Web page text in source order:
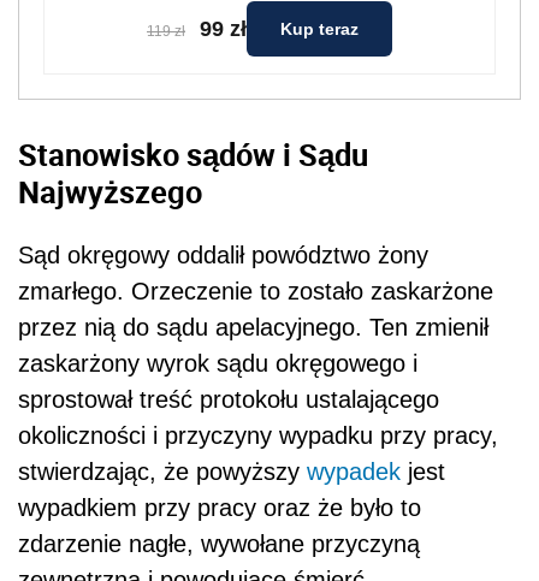
119 zł 99 zł Kup teraz
Stanowisko sądów i Sądu
Najwyższego
Sąd okręgowy oddalił powództwo żony
zmarłego. Orzeczenie to zostało zaskarżone
przez nią do sądu apelacyjnego. Ten zmienił
zaskarżony wyrok sądu okręgowego i
sprostował treść protokołu ustalającego
okoliczności i przyczyny wypadku przy pracy,
stwierdzając, że powyższy wypadek jest
wypadkiem przy pracy oraz że było to
zdarzenie nagłe, wywołane przyczyną